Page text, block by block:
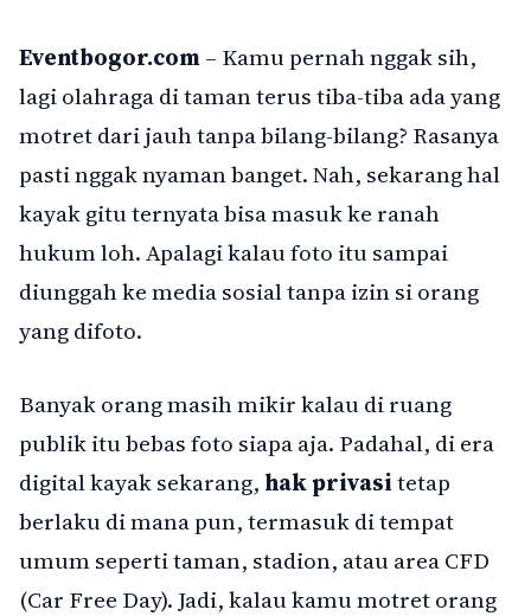
Eventbogor.com– Kamu pernah nggak sih,
lagi olahraga di taman terus tiba-tiba ada yang
motret dari jauh tanpa bilang-bilang? Rasanya
pasti nggak nyaman banget. Nah, sekarang hal
kayak gitu ternyata bisa masuk ke ranah
hukum loh. Apalagi kalau foto itu sampai
diunggah ke media sosial tanpa izin si orang
yang difoto.
Banyak orang masih mikir kalau di ruang
publik itu bebas foto siapa aja. Padahal, di era
digital kayak sekarang,hak privasitetap
berlaku di mana pun, termasuk di tempat
umum seperti taman, stadion, atau area CFD
(Car Free Day). Jadi, kalau kamu motret orang